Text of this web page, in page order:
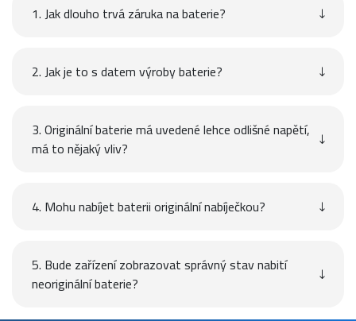
1. Jak dlouho trvá záruka na baterie?
2. Jak je to s datem výroby baterie?
3. Originální baterie má uvedené lehce odlišné napětí,
má to nějaký vliv?
4. Mohu nabíjet baterii originální nabíječkou?
5. Bude zařízení zobrazovat správný stav nabití
neoriginální baterie?